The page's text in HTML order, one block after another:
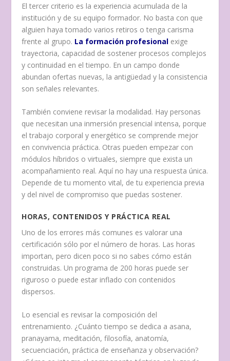
El tercer criterio es la experiencia acumulada de la
institución y de su equipo formador. No basta con que
alguien haya tomado varios retiros o tenga carisma
frente al grupo. La formación profesional exige
trayectoria, capacidad de sostener procesos complejos
y continuidad en el tiempo. En un campo donde
abundan ofertas nuevas, la antigüedad y la consistencia
son señales relevantes.
También conviene revisar la modalidad. Hay personas
que necesitan una inmersión presencial intensa, porque
el trabajo corporal y energético se comprende mejor
en convivencia práctica. Otras pueden empezar con
módulos híbridos o virtuales, siempre que exista un
acompañamiento real. Aquí no hay una respuesta única.
Depende de tu momento vital, de tu experiencia previa
y del nivel de compromiso que puedas sostener.
HORAS, CONTENIDOS Y PRÁCTICA REAL
Uno de los errores más comunes es valorar una
certificación sólo por el número de horas. Las horas
importan, pero dicen poco si no sabes cómo están
construidas. Un programa de 200 horas puede ser
riguroso o puede estar inflado con contenidos
dispersos.
Lo esencial es revisar la composición del
entrenamiento. ¿Cuánto tiempo se dedica a asana,
pranayama, meditación, filosofía, anatomía,
secuenciación, práctica de enseñanza y observación?